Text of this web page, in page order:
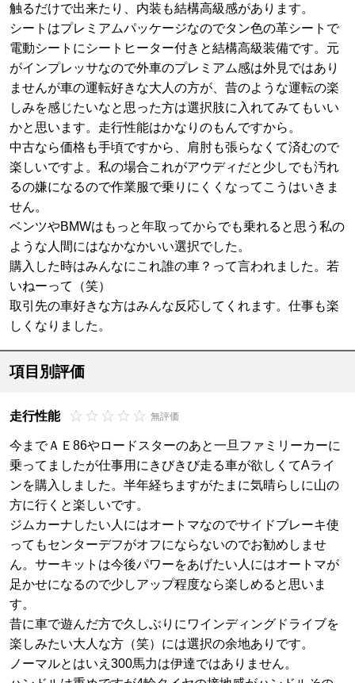
触るだけで出来たり、内装も結構高級感があります。
シートはプレミアムパッケージなのでタン色の革シートで
電動シートにシートヒーター付きと結構高級装備です。元
がインプレッサなので外車のプレミアム感は外見ではあり
ませんが車の運転好きな大人の方が、昔のような運転の楽
しみを感じたいなと思った方は選択肢に入れてみてもいい
かと思います。走行性能はかなりのもんですから。
中古なら価格も手頃ですから、肩肘も張らなくて済むので
楽しいですよ。私の場合これがアウディだと少しでも汚れ
るの嫌になるので作業服で乗りにくくなってこうはいきま
せん。
ベンツやBMWはもっと年取ってからでも乗れると思う私の
ような人間にはなかなかいい選択でした。
購入した時はみんなにこれ誰の車？って言われました。若
いねーって（笑）
取引先の車好きな方はみんな反応してくれます。仕事も楽
しくなりました。
項目別評価
走行性能 無評価
今までＡＥ86やロードスターのあと一旦ファミリーカーに
乗ってましたが仕事用にきびきび走る車が欲しくてAライ
ンを購入しました。半年経ちますがたまに気晴らしに山の
方に行くと楽しいです。
ジムカーナしたい人にはオートマなのでサイドブレーキ使
ってもセンターデフがオフにならないのでお勧めしませ
ん。サーキットは今後パワーをあげたい人にはオートマが
足かせになるので少しアップ程度なら楽しめると思いま
す。
昔に車で遊んだ方で久しぶりにワインディングドライブを
楽しみたい大人な方（笑）には選択の余地ありです。
ノーマルとはいえ300馬力は伊達ではありません。